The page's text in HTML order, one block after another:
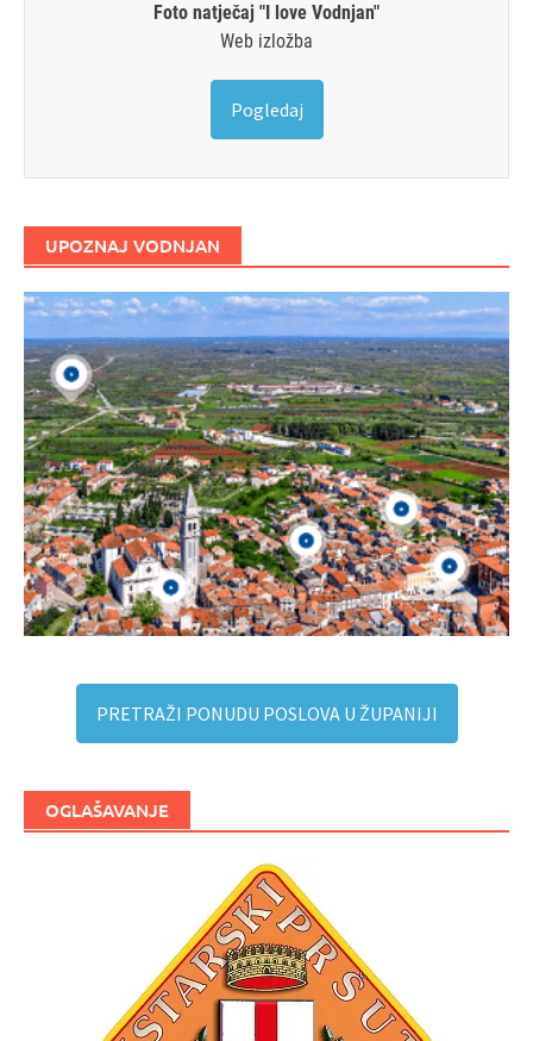
Foto natječaj "I love Vodnjan"
Web izložba
Pogledaj
UPOZNAJ VODNJAN
PRETRAŽI PONUDU POSLOVA U ŽUPANIJI
OGLAŠAVANJE